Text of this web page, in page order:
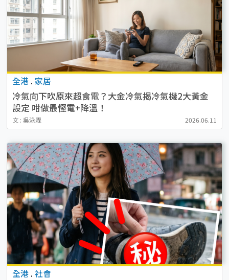
全港 . 家居
冷氣向下吹原來超食電？大金冷氣揭冷氣機2大黃金
設定 咁做最慳電+降溫！
文 : 吳泳霖 2026.06.11
全港 . 社會